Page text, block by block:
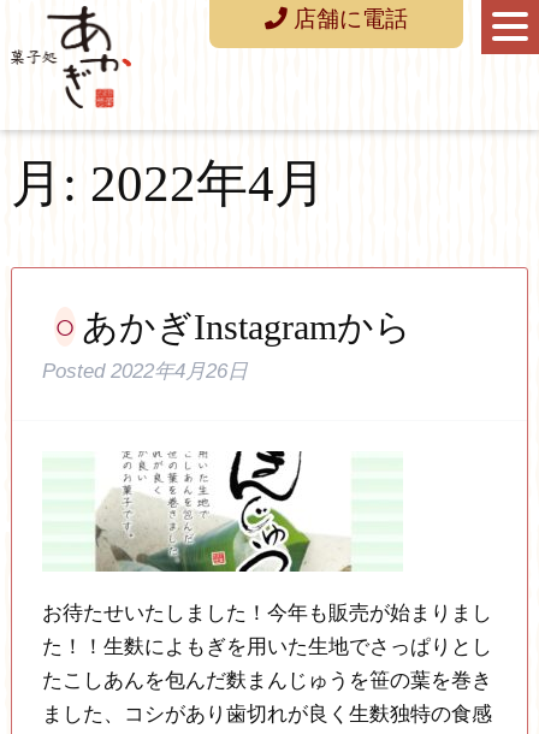
月: 2022年4月
あかぎInstagramから
Posted2022年4月26日
お待たせいたしました！今年も販売が始まりまし
た！！生麩によもぎを用いた生地でさっぱりとし
たこしあんを包んだ麩まんじゅうを笹の葉を巻き
ました、コシがあり歯切れが良く生麩独特の食感
店舗に電話